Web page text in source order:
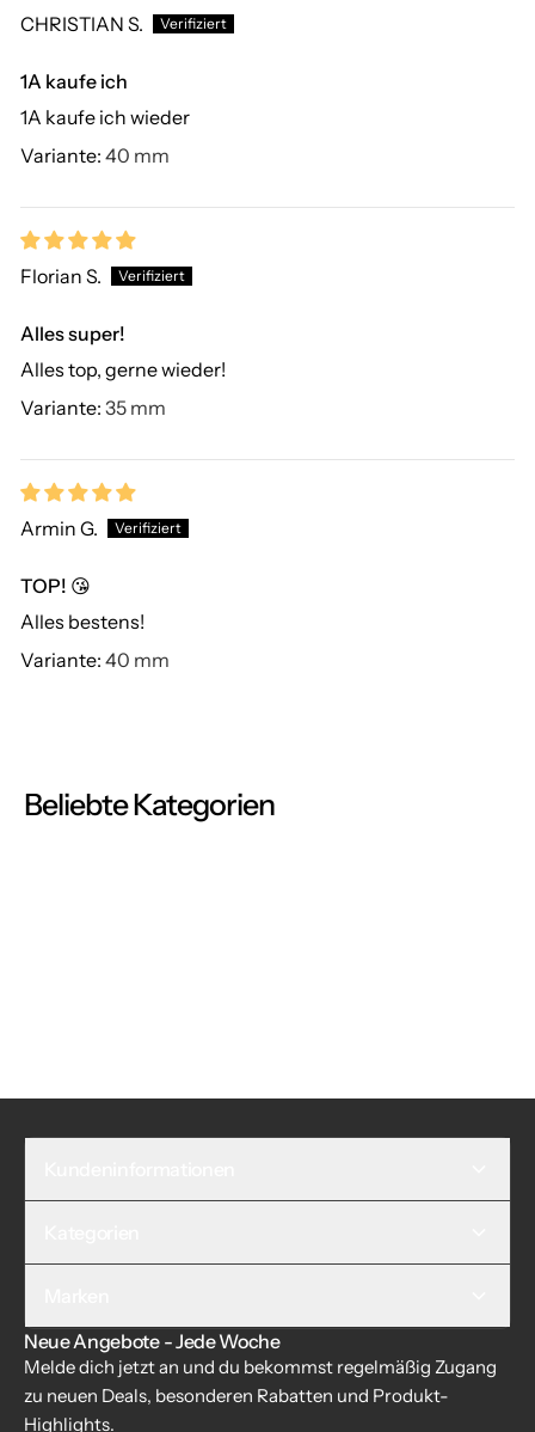
CHRISTIAN S.
1A kaufe ich
1A kaufe ich wieder
40 mm
Florian S.
Alles super!
Alles top, gerne wieder!
35 mm
Armin G.
TOP! 😘
Alles bestens!
40 mm
Beliebte Kategorien
Neue Angebote - Jede Woche
Melde dich jetzt an und du bekommst regelmäßig Zugang
zu neuen Deals, besonderen Rabatten und Produkt-
Highlights.